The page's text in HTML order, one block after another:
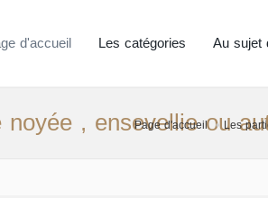
d'accueil Les catégories Au sujet
, ensevellie ou
Page d'accueil Les